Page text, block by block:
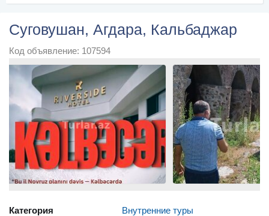
Суговушан, Агдара, Кальбаджар
Код объявление: 107594
Категория
Внутренние туры